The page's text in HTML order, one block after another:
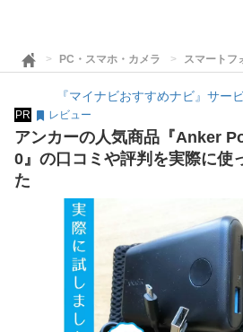
PC・スマホ・カメラ スマートフ
『マイナビおすすめナビ』サー
PR レビュー
アンカーの人気商品『Anker
0』の口コミや評判を実際に使
た